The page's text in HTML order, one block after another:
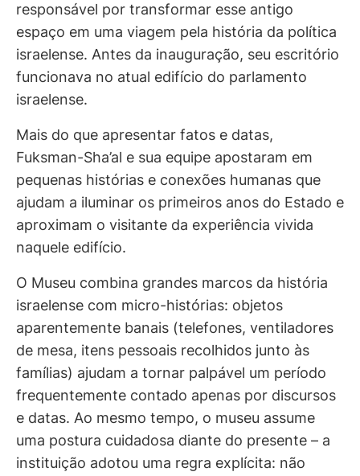
responsável por transformar esse antigo
espaço em uma viagem pela história da política
israelense. Antes da inauguração, seu escritório
funcionava no atual edifício do parlamento
israelense.
Mais do que apresentar fatos e datas,
Fuksman-Sha’al e sua equipe apostaram em
pequenas histórias e conexões humanas que
ajudam a iluminar os primeiros anos do Estado e
aproximam o visitante da experiência vivida
naquele edifício.
O Museu combina grandes marcos da história
israelense com micro-histórias: objetos
aparentemente banais (telefones, ventiladores
de mesa, itens pessoais recolhidos junto às
famílias) ajudam a tornar palpável um período
frequentemente contado apenas por discursos
e datas. Ao mesmo tempo, o museu assume
uma postura cuidadosa diante do presente – a
instituição adotou uma regra explícita: não